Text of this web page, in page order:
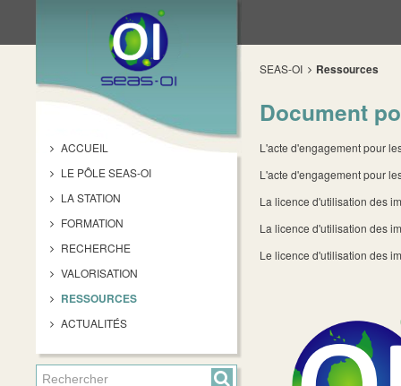
ACCUEIL
LE PÔLE SEAS-OI
LA STATION
FORMATION
RECHERCHE
VALORISATION
RESSOURCES
ACTUALITÉS
SEAS-OI Ressources
Document
L'acte d'engagement pour
L'acte d'engagement pour
La licence d'utilisation des
La licence d'utilisation des
Le licence d'utilisation des